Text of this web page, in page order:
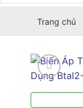
Trang chủ